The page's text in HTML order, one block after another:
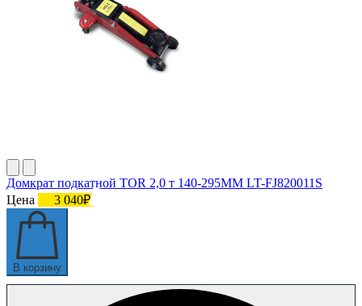
Домкрат подкатной TOR 2,0 т 140-295MM LT-FJ820011S
Цена
3 040₽
В корзину